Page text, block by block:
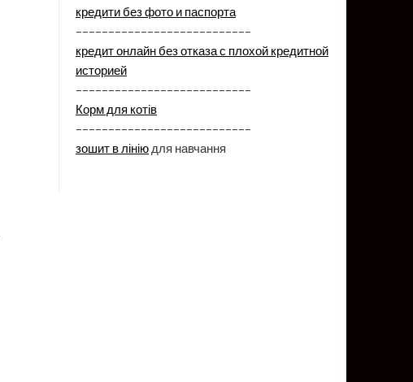
кредити без фото и паспорта
–––––––––––––––––––––––––––
кредит онлайн без отказа с плохой кредитной
историей
–––––––––––––––––––––––––––
Корм для котів
–––––––––––––––––––––––––––
зошит в лініюдля навчання